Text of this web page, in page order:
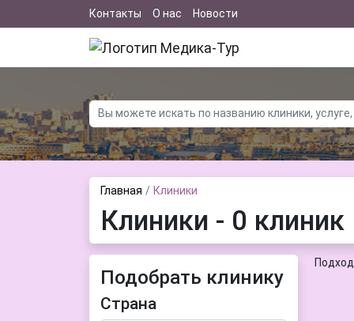
Контакты О нас Новости
Главная Клиники
Клиники - 0 клиник
Подобрать клинику
Страна